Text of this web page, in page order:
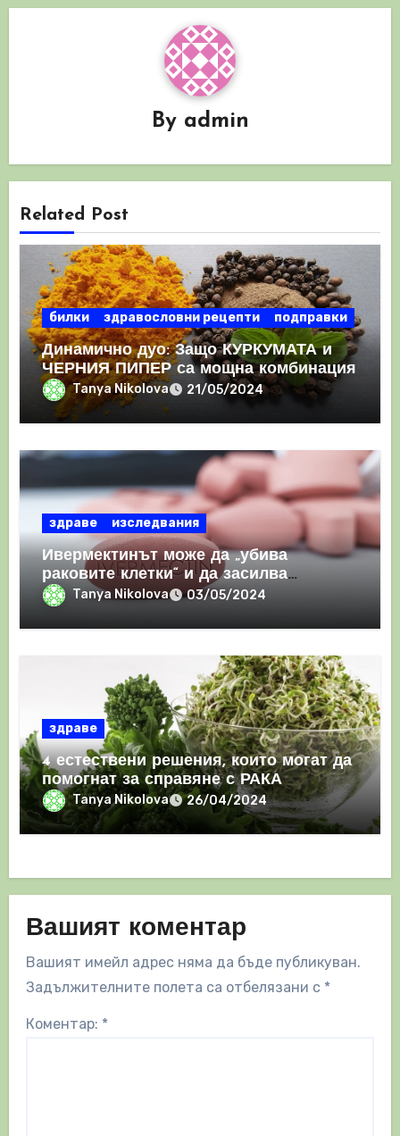
By admin
Related Post
билки здравословни рецепти подправки
Динамично дуо: Защо КУРКУМАТА и
ЧЕРНИЯ ПИПЕР са мощна комбинация
Tanya Nikolova 21/05/2024
здраве изследвания
Ивермектинът може да „убива
раковите клетки“ и да засилва
имунния отговор
Tanya Nikolova 03/05/2024
здраве
4 естествени решения, които могат да
помогнат за справяне с РАКА
Tanya Nikolova 26/04/2024
Вашият коментар
Вашият имейл адрес няма да бъде публикуван.
Задължителните полета са отбелязани с *
Коментар: *